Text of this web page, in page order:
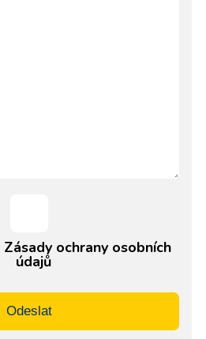
Zásady ochrany osobních
údajů
Odeslat